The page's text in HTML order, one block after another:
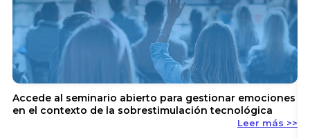
Accede al seminario abierto para gestionar emociones
en el contexto de la sobrestimulación tecnológica
Leer más >>